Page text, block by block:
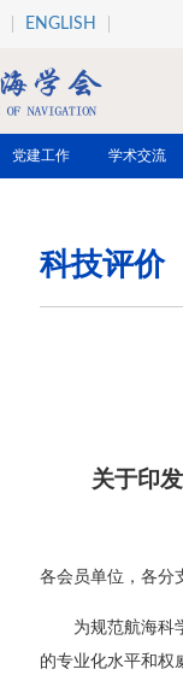
ENGLISH
党建工作 学术交流
科技评价
关于印
各会员单位，各分
为规范航海科
的专业化水平和权